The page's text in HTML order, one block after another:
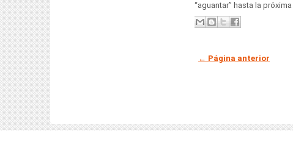
“aguantar” hasta la
← Página anterior